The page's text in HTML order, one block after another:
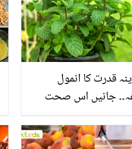
قدرت کا انمول
جانیں اس صحت
طبی فوائد